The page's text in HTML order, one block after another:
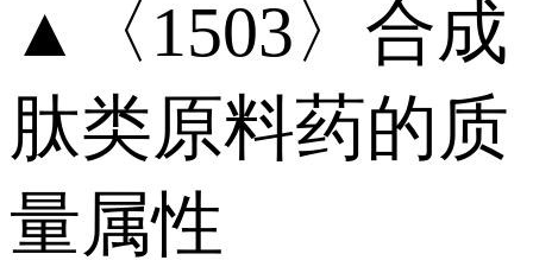
▲〈1503〉合成
肽类原料药的质
量属性